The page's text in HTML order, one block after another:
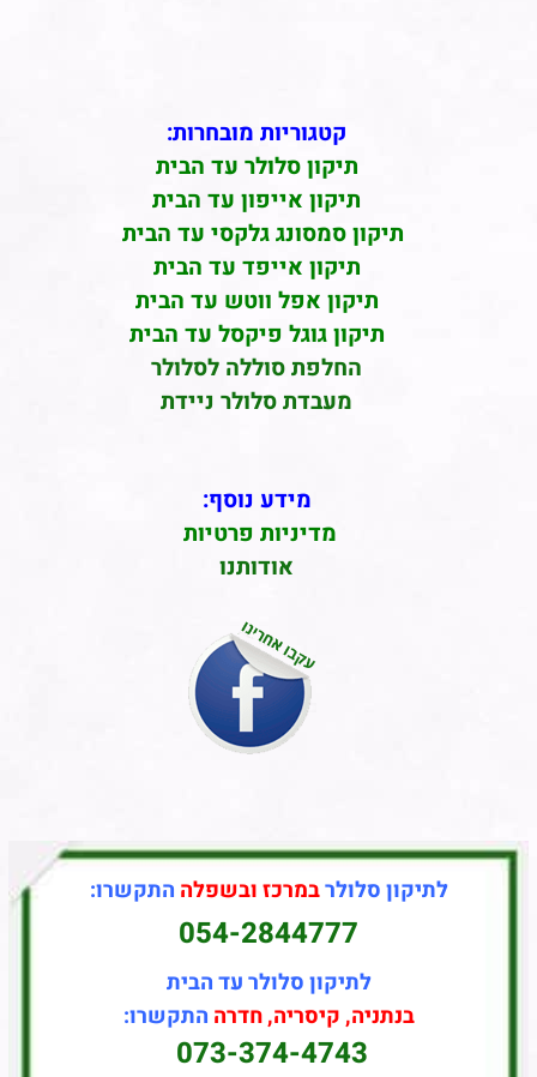
קטגוריות מובחרות:
תיקון סלולר עד הבית
תיקון אייפון עד הבית
תיקון סמסונג גלקסי עד הבית
תיקון אייפד עד הבית
תיקון אפל ווטש עד הבית
תיקון גוגל פיקסל עד הבית
החלפת סוללה לסלולר
מעבדת סלולר ניידת
מידע נוסף:
מדיניות פרטיות
אודותנו
לתיקון סלולרבמרכז ובשפלה התקשרו:
054-2844777
לתיקון סלולר עד הבית
בנתניה, קיסריה, חדרה התקשרו:
073-374-4743